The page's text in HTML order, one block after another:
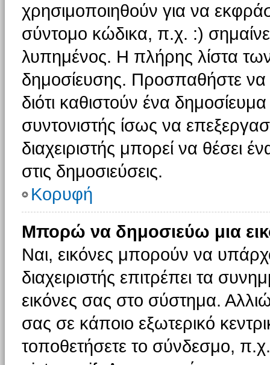
χρησιμοποιηθούν για να
σύντομο κώδικα, π.χ. :)
λυπημένος. Η πλήρης λίστα των
δημοσίευσης. Προσπαθήστε να
διότι καθιστούν ένα
συντονιστής ίσως να
διαχειριστής μπορεί να θέσει
στις δημοσιεύσεις.
Κορυφή
Μπορώ να δημοσιεύω μια
Ναι, εικόνες μπορούν να
διαχειριστής επιτρέπει τα
εικόνες σας στο σύστημα.
σας σε κάποιο εξωτερικό
τοποθετήσετε το σύνδεσμο,